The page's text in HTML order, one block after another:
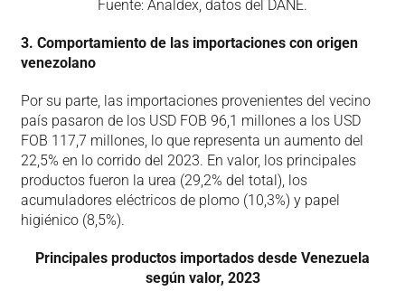
Fuente: Analdex, datos del DANE.
3. Comportamiento de las importaciones con origen
venezolano
Por su parte, las importaciones provenientes del vecino
país pasaron de los USD FOB 96,1 millones a los USD
FOB 117,7 millones, lo que representa un aumento del
22,5% en lo corrido del 2023. En valor, los principales
productos fueron la urea (29,2% del total), los
acumuladores eléctricos de plomo (10,3%) y papel
higiénico (8,5%).
Principales productos importados desde Venezuela
según valor, 2023